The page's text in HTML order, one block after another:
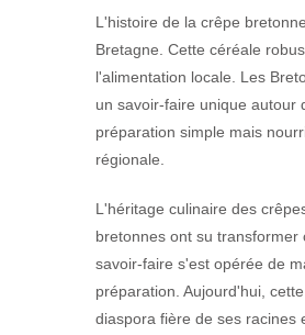
L'histoire de la crêpe
Bretagne. Cette céréale
l'alimentation locale. Les
un savoir-faire unique autour
préparation simple mais
régionale.
L'héritage culinaire des
bretonnes ont su
savoir-faire s'est opérée de
préparation. Aujourd'hui,
diaspora fière de ses racines